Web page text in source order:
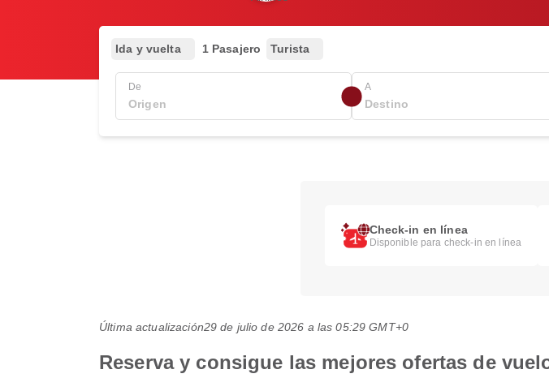
Ida y vuelta 1 Pasajero Turista
De A
Check-in en línea
Disponible para check-in en línea
Última actualización29 de julio de 2026 a las 05:29 GMT+0
Reserva y consigue las mejores ofertas de